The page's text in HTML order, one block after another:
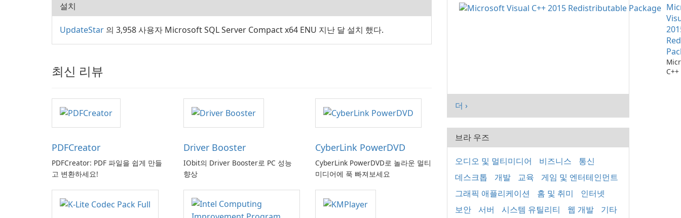
설치
UpdateStar 의 3,958 사용자 Microsoft SQL Server Compact x64 ENU 지난 달 설치 했다.
최신 리뷰
PDFCreator
PDFCreator: PDF 파일을 쉽게 만들
고 변환하세요!
Driver Booster
IObit의 Driver Booster로 PC 성능
향상
CyberLink PowerDVD
CyberLink PowerDVD로 놀라운 멀티
미디어에 푹 빠져보세요
더 ›
브라 우즈
오디오 및 멀티미디어 비즈니스
통신
데스크톱
개발 교육
게임 및 엔터테인먼트
그래픽 애플리케이션
홈 및 취미
인터넷
보안
서버 시스템 유틸리티 웹 개발 기타